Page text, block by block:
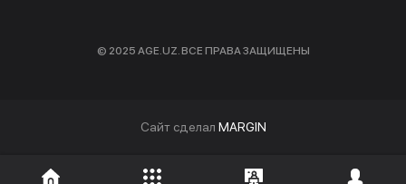
© 2025 AGE.UZ. ВСЕ ПРАВА ЗАЩИЩЕНЫ
Cайт сделал MARGIN